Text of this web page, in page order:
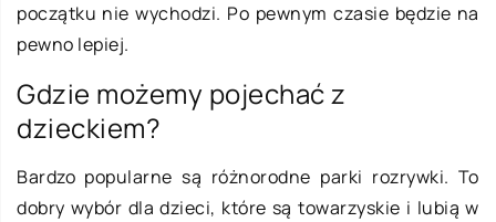
początku nie wychodzi. Po pewnym czasie będzie na
pewno lepiej.
Gdzie możemy pojechać z
dzieckiem?
Bardzo popularne są różnorodne parki rozrywki. To
dobry wybór dla dzieci, które są towarzyskie i lubią w